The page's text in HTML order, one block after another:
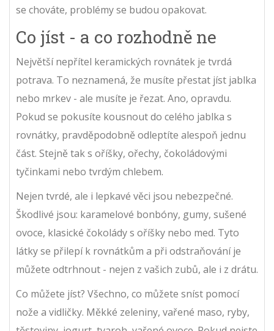
se chováte, problémy se budou opakovat.
Co jíst - a co rozhodně ne
Největší nepřítel keramických rovnátek je tvrdá
potrava. To neznamená, že musíte přestat jíst jablka
nebo mrkev - ale musíte je řezat. Ano, opravdu.
Pokud se pokusíte kousnout do celého jablka s
rovnátky, pravděpodobně odleptíte alespoň jednu
část. Stejně tak s oříšky, ořechy, čokoládovými
tyčinkami nebo tvrdým chlebem.
Nejen tvrdé, ale i lepkavé věci jsou nebezpečné.
Škodlivé jsou: karamelové bonbóny, gumy, sušené
ovoce, klasické čokolády s oříšky nebo med. Tyto
látky se přilepí k rovnátkům a při odstraňování je
můžete odtrhnout - nejen z vašich zubů, ale i z drátu.
Co můžete jíst? Všechno, co můžete sníst pomocí
nože a vidličky. Měkké zeleniny, vařené maso, ryby,